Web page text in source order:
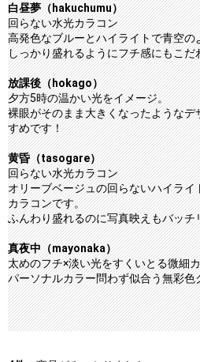
白昼夢（hakuchumu）
回らない水光カラコン
高発色なブルーとハイライトで青空の
しっかり盛れるようにフチ感にもこだ
放課後（hokago）
夕方5時の温かい光をイメージ。
裸眼がそのまま大きくなったような
すめです！
黄昏（tasogare）
回らない水光カラコン
オリーブベージュの回らないハイラ
カラコンです。
ふんわり盛れるのに写真映えもバッチ
真夜中（mayonaka）
太めのフチ×淡い光をすくいとる微細
パーソナルカラー問わず似合う無彩色